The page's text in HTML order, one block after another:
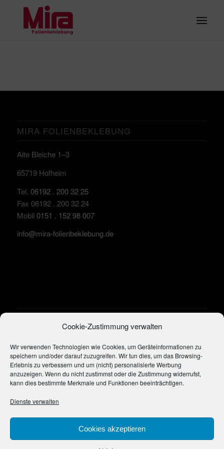
Cookie-Zustimmung verwalten
Wir verwenden Technologien wie Cookies, um Geräteinformationen zu
speichern und/oder darauf zuzugreifen. Wir tun dies, um das Browsing-
Erlebnis zu verbessern und um (nicht) personalisierte Werbung
anzuzeigen. Wenn du nicht zustimmst oder die Zustimmung widerrufst,
kann dies bestimmte Merkmale und Funktionen beeinträchtigen.
Dienste verwalten
Cookies akzeptieren
MIRA FOLIENBEKLEBUNG
Alte Bleiche 1–3
65719 Hofheim
Tel. 06192 . 200 32 25
Fax 06192 . 200 32 24
Mobil 0151 . 152 98 007
info@mira-folienbeklebung.de
DATENSCHUTZERKLÄRUNG